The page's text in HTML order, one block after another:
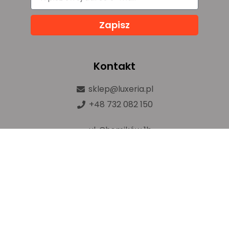
Zapisz
Kontakt
sklep@luxeria.pl
+48 732 082 150
ul. Chemików 1b,